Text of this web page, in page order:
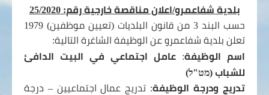
بلدية شفاعمرو/اعلان مناقصة خارجية رقم: 25/2020
حسب البند 3 من قانون البلديات (تعيين موظفين) 1979
تعلن بلدية شفاعمرو عن الوظيفة الشاغرة التالية:
اسم الوظيفة: عامل اجتماعي في البيت الدافئ
للشباب (מט"ל)
تدريج ودرجة الوظيفة: تدريج عمال اجتماعيين – درجة